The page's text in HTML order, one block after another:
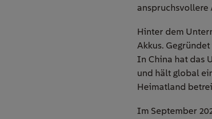
Hinter dem
Akkus.
In China hat das
und hält global
Heimatland
Im September